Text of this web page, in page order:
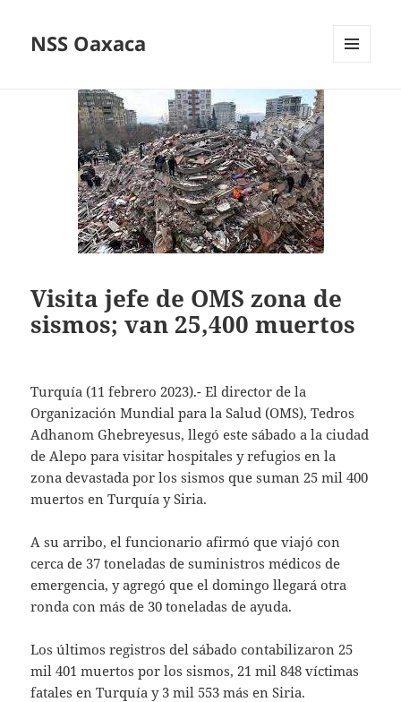
NSS Oaxaca
Visita jefe de OMS zona de
sismos; van 25,400 muertos
Turquía (11 febrero 2023).- El director de la
Organización Mundial para la Salud (OMS), Tedros
Adhanom Ghebreyesus, llegó este sábado a la ciudad
de Alepo para visitar hospitales y refugios en la
zona devastada por los sismos que suman 25 mil 400
muertos en Turquía y Siria.
A su arribo, el funcionario afirmó que viajó con
cerca de 37 toneladas de suministros médicos de
emergencia, y agregó que el domingo llegará otra
ronda con más de 30 toneladas de ayuda.
Los últimos registros del sábado contabilizaron 25
mil 401 muertos por los sismos, 21 mil 848 víctimas
fatales en Turquía y 3 mil 553 más en Siria.